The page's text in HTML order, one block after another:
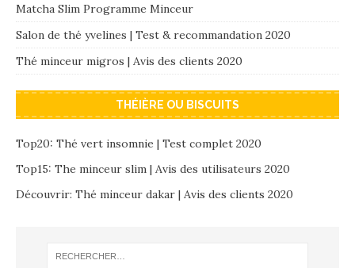
Matcha Slim Programme Minceur
Salon de thé yvelines | Test & recommandation 2020
Thé minceur migros | Avis des clients 2020
THÉIÈRE OU BISCUITS
Top20: Thé vert insomnie | Test complet 2020
Top15: The minceur slim | Avis des utilisateurs 2020
Découvrir: Thé minceur dakar | Avis des clients 2020